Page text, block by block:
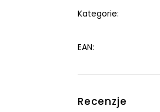
Kategorie:
EAN:
Recenzje